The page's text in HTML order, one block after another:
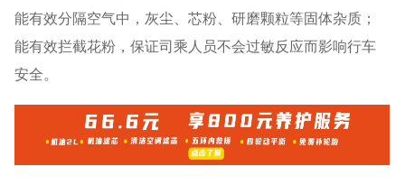
能有效分隔空气中，灰尘、芯粉、研磨颗粒等固体杂质；
能有效拦截花粉，保证司乘人员不会过敏反应而影响行车
安全。